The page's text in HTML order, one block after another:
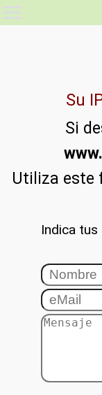
Su
Si
Utiliza este
Indica